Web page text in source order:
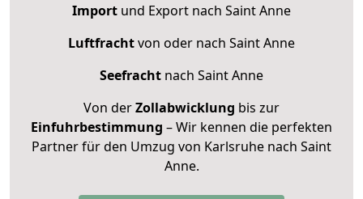
Import und Export nach Saint Anne
Luftfrachtvon oder nach Saint Anne
Seefracht nach Saint Anne
Von derZollabwicklung bis zur
Einfuhrbestimmung – Wir kennen die perfekten
Partner für den Umzug von Karlsruhe nach Saint
Anne.